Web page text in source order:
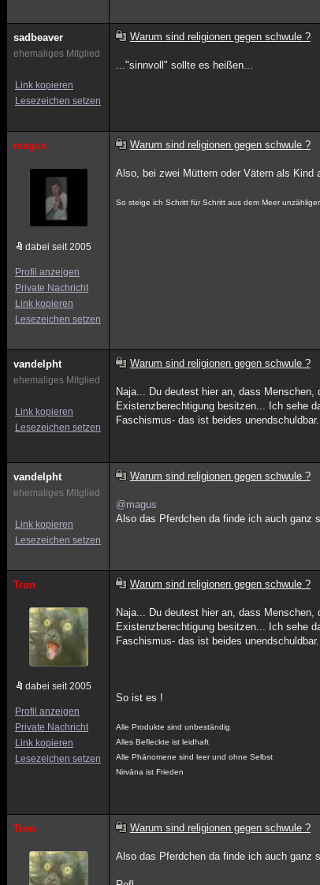
sadbeaver
ehemaliges Mitglied
Link kopieren
Lesezeichen setzen
Warum sind religionen gegen schwule ?
..."sinnvoll" sollte es heißen...
magus
dabei seit 2005
Profil anzeigen
Private Nachricht
Link kopieren
Lesezeichen setzen
Warum sind religionen gegen schwule ?
Also, bei zwei Müttern oder Vätern als
So steige ich Schritt für Schritt aus dem Meer
vandelpht
ehemaliges Mitglied
Link kopieren
Lesezeichen setzen
Warum sind religionen gegen schwule ?
Naja... Du deutest hier an, dass
Existenzberechtigung besitzen... Ich sehe
Faschismus- das ist beides unendschuldbar.
vandelpht
ehemaliges Mitglied
Link kopieren
Lesezeichen setzen
Warum sind religionen gegen schwule ?
@magus
Also das Pferdchen da finde ich auch ganz
Tron
dabei seit 2005
Profil anzeigen
Private Nachricht
Link kopieren
Lesezeichen setzen
Warum sind religionen gegen schwule ?
Naja... Du deutest hier an, dass
Existenzberechtigung besitzen... Ich sehe
Faschismus- das ist beides unendschuldbar.
So ist es !
Alle Produkte sind unbeständig
Alles Befleckte ist leidhaft
Alle Phänomene sind leer und ohne Selbst
Nirvāna ist Frieden
Tron Warum sind religionen gegen schwule ?
Also das Pferdchen da finde ich auch ganz